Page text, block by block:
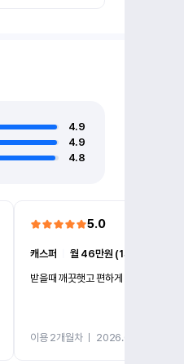
4.9
4.9
4.8
5.0
캐스퍼
월 46만원 (1개월)
받을때 깨끗햇고 편하게 잘이용했습니다!
이용 2개월차ㅣ 2026.07.08